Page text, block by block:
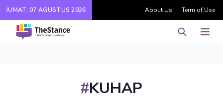
JUMAT, 07 AGUSTUS 2026 About Us Term of Use
Pencarian
#KUHAP